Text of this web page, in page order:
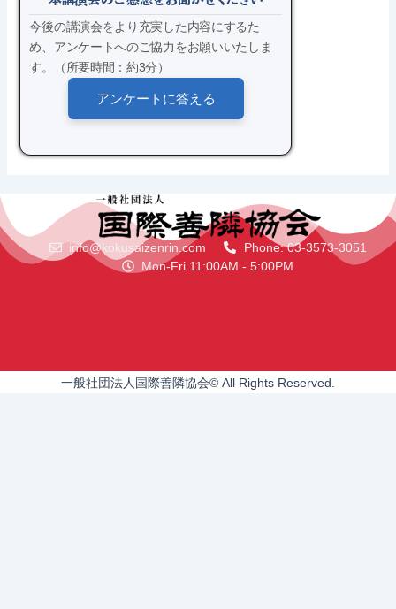
今後の講演会をより充実した内容にするた
め、アンケートへのご協力をお願いいたしま
す。（所要時間：約3分）
アンケートに答える
info@kokusaizenrin.com
Phone: 03-3573-3051
Mon-Fri 11:00AM - 5:00PM
一般社団法人国際善隣協会© All Rights Reserved.